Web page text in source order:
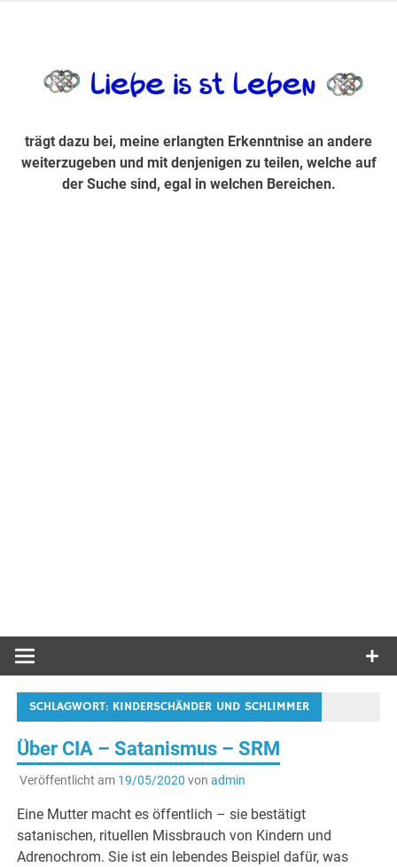
Suche sind, egal in welchen Bereichen.
trägt dazu bei, meine erlangten Erkenntnise an andere
weiterzugeben und mit denjenigen zu teilen, welche auf
der Suche sind, egal in welchen Bereichen.
SCHLAGWORT: KINDERSCHÄNDER UND SCHLIMMER
Über CIA – Satanismus – SRM
Veröffentlicht am 19/05/2020 von admin
Eine Mutter macht es öffentlich – sie bestätigt
satanischen, rituellen Missbrauch von Kindern und
Adrenochrom. Sie ist ein lebendes Beispiel dafür, was